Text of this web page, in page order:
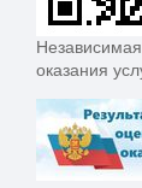
оказания